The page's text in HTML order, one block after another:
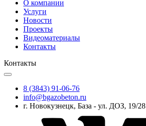
О компании
Услуги
Новости
Проекты
Видеоматериалы
Контакты
Контакты
8 (3843) 91-06-76
info@bgazobeton.ru
г. Новокузнецк, База - ул. ДОЗ, 19/28